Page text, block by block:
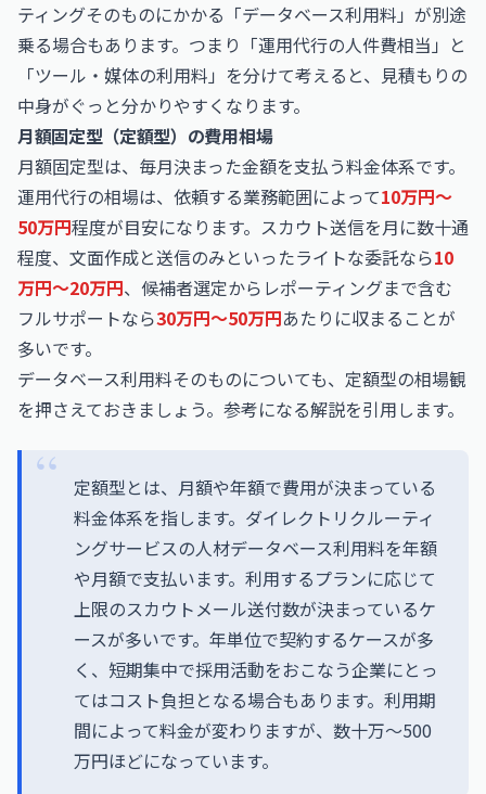
ティングそのものにかかる「データベース利用料」が別途
乗る場合もあります。つまり「運用代行の人件費相当」と
「ツール・媒体の利用料」を分けて考えると、見積もりの
中身がぐっと分かりやすくなります。
月額固定型（定額型）の費用相場
月額固定型は、毎月決まった金額を支払う料金体系です。
運用代行の相場は、依頼する業務範囲によって10万円〜
50万円程度が目安になります。スカウト送信を月に数十通
程度、文面作成と送信のみといったライトな委託なら10
万円〜20万円、候補者選定からレポーティングまで含む
フルサポートなら30万円〜50万円あたりに収まることが
多いです。
データベース利用料そのものについても、定額型の相場観
を押さえておきましょう。参考になる解説を引用します。
定額型とは、月額や年額で費用が決まっている
料金体系を指します。ダイレクトリクルーティ
ングサービスの人材データベース利用料を年額
や月額で支払います。利用するプランに応じて
上限のスカウトメール送付数が決まっているケ
ースが多いです。年単位で契約するケースが多
く、短期集中で採用活動をおこなう企業にとっ
てはコスト負担となる場合もあります。利用期
間によって料金が変わりますが、数十万～500
万円ほどになっています。